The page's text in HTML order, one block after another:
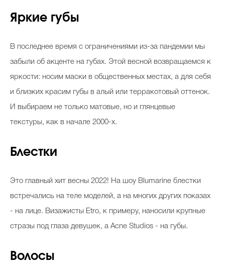
Яркие губы
В последнее время с ограничениями из-за пандемии мы
забыли об акценте на губах. Этой весной возвращаемся к
яркости: носим маски в общественных местах, а для себя
и близких красим губы в алый или терракотовый оттенок.
И выбираем не только матовые, но и глянцевые
текстуры, как в начале 2000-х.
Блестки
Это главный хит весны 2022! На шоу Blumarine блестки
встречались на теле моделей, а на многих других показах
- на лице. Визажисты Etro, к примеру, наносили крупные
стразы под глаза девушек, а Acne Studios - на губы.
Волосы